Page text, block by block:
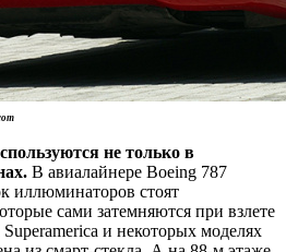
не только в
В авиалайнере Boeing 787
иллюминаторов стоят
сами затемняются при взлете
и некоторых моделях